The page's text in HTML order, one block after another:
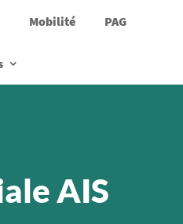
Mobilité PAG
AIS